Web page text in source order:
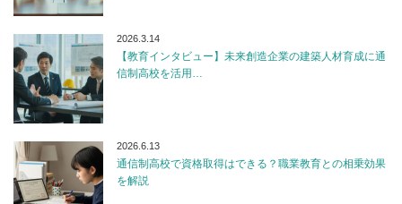
2026.3.14
【教育インタビュー】未来創造企業の建築人材育成に通
信制高校を活用…
2026.6.13
通信制高校で資格取得はできる？職業教育との相乗効果
を解説